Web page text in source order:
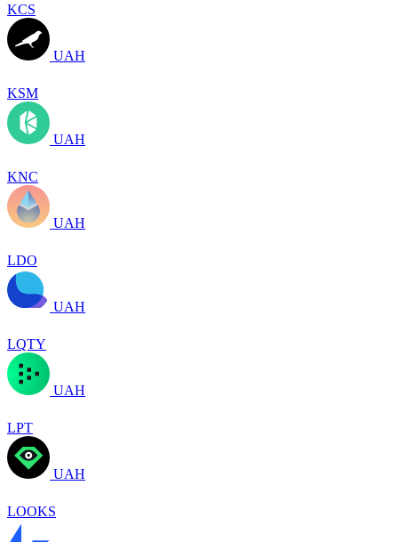
KCS
UAH
KSM
UAH
KNC
UAH
LDO
UAH
LQTY
UAH
LPT
UAH
LOOKS